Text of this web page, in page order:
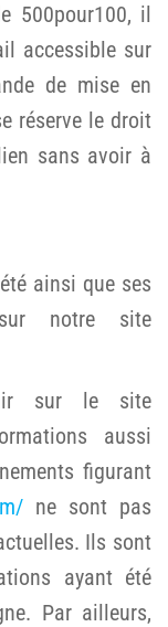
500pour100, il
accessible sur
de mise en
réserve le droit
sans avoir à
ainsi que ses
notre site
sur le site
aussi
figurant
ne sont pas
Ils sont
ayant été
Par ailleurs,